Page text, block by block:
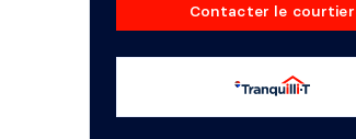
Contacter le courtier